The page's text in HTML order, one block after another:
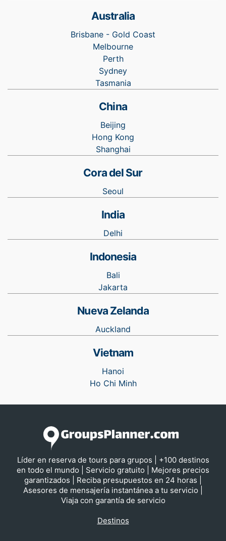
Australia
Brisbane - Gold Coast
Melbourne
Perth
Sydney
Tasmania
China
Beijing
Hong Kong
Shanghai
Cora del Sur
Seoul
India
Delhi
Indonesia
Bali
Jakarta
Nueva Zelanda
Auckland
Vietnam
Hanoi
Ho Chi Minh
Líder en reserva de tours para grupos | +100 destinos
en todo el mundo | Servicio gratuito | Mejores precios
garantizados | Reciba presupuestos en 24 horas |
Asesores de mensajería instantánea a tu servicio |
Viaja con garantía de servicio
Destinos